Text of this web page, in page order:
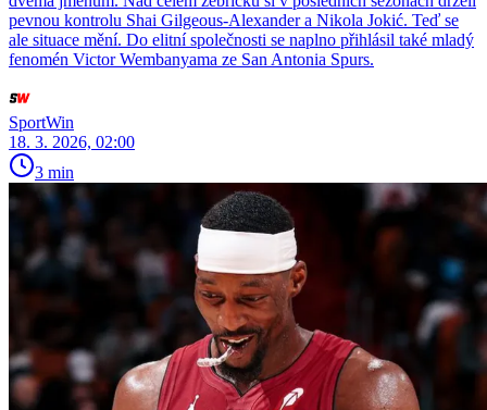
pevnou kontrolu Shai Gilgeous-Alexander a Nikola Jokić. Teď se
ale situace mění. Do elitní společnosti se naplno přihlásil také mladý
fenomén Victor Wembanyama ze San Antonia Spurs.
SportWin
18. 3. 2026, 02:00
3 min